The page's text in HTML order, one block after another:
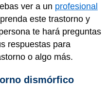
ver a un profesional
este trastorno y
te hará preguntas
respuestas para
o algo más.
dismórfico